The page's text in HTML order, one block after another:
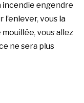
incendie engendre
l’enlever, vous la
vous allez
ne sera plus